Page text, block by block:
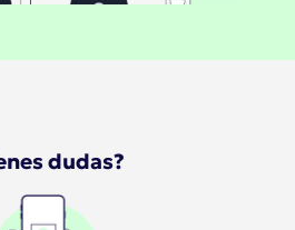
dudas?